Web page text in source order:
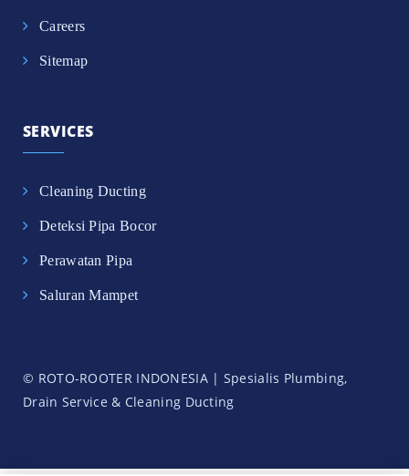
Careers
Sitemap
SERVICES
Cleaning Ducting
Deteksi Pipa Bocor
Perawatan Pipa
Saluran Mampet
© ROTO-ROOTER INDONESIA | Spesialis Plumbing,
Drain Service & Cleaning Ducting